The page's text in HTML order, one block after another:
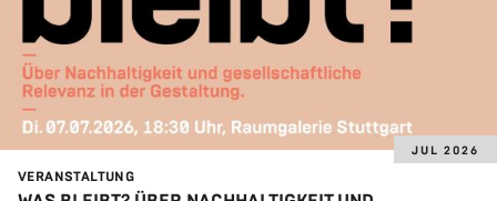
JUL 2026
VER­AN­STAL­TUNG